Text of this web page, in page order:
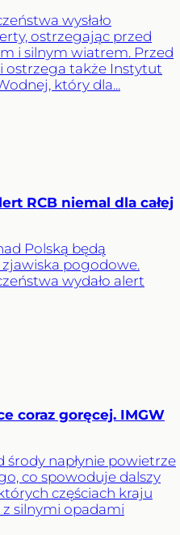
wysłało
ostrzegając przed
i silnym wiatrem. Przed
ostrzega także Instytut
który dla...
RCB niemal dla całej
Polską będą
pogodowe.
wydało alert
coraz goręcej. IMGW
środy napłynie powietrze
co spowoduje dalszy
częściach kraju
silnymi opadami